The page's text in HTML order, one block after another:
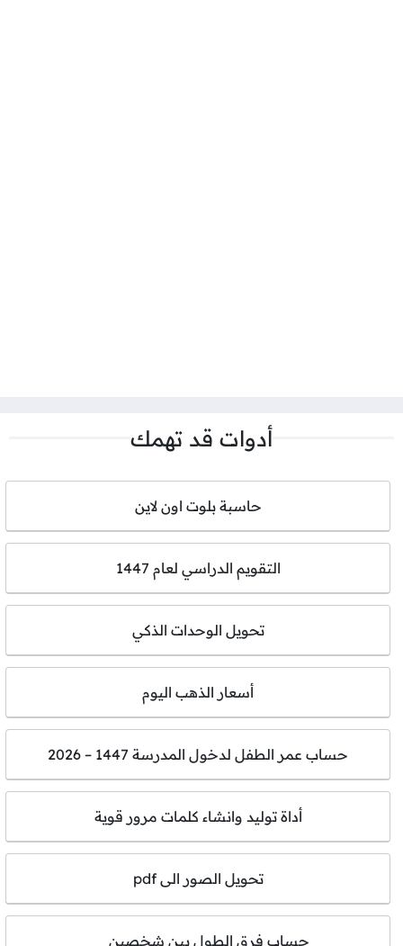
أدوات قد تهمك
حاسبة بلوت اون لاين
التقويم الدراسي لعام 1447
تحويل الوحدات الذكي
أسعار الذهب اليوم
حساب عمر الطفل لدخول المدرسة 1447 – 2026
أداة توليد وانشاء كلمات مرور قوية
تحويل الصور الى pdf
حساب فرق الطول بين شخصين